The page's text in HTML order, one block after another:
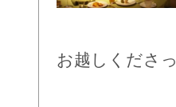
お越しくださ